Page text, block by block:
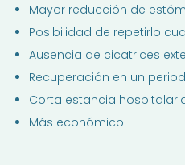
Mayor reducción de
Posibilidad de repetirlo
Ausencia de cicatrices
Recuperación en un
Corta estancia
Más económico.